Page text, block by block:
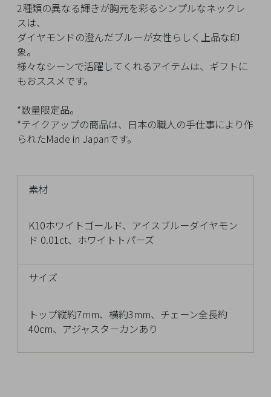
2種類の異なる輝きが胸元を彩るシンプルなネックレ
スは、
ダイヤモンドの澄んだブルーが女性らしく上品な印
象。
様々なシーンで活躍してくれるアイテムは、ギフトに
もおススメです。
*数量限定品。
*テイクアップの商品は、日本の職人の手仕事により作
られたMade in Japanです。
素材
K10ホワイトゴールド、アイスブルーダイヤモン
ド 0.01ct、ホワイトトパーズ
サイズ
トップ縦約7mm、横約3mm、チェーン全長約
40cm、アジャスターカンあり
ー
ジ
お
気
入
り
ア
テ
ム
チ
ェ
た
商